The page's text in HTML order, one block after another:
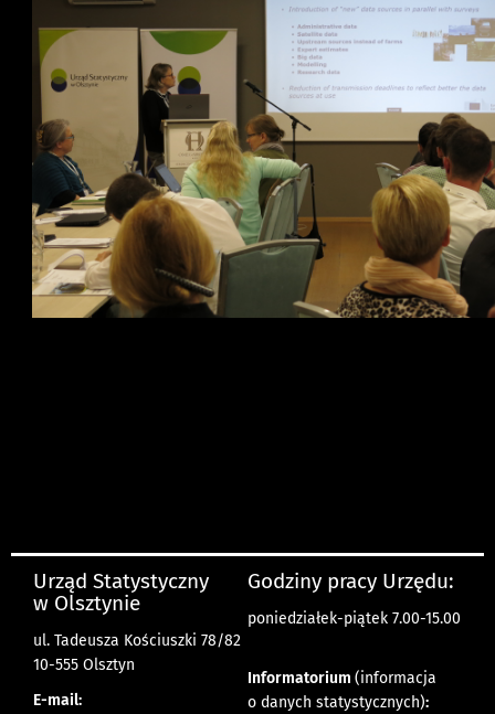
Urząd Statystyczny
w Olsztynie
ul. Tadeusza Kościuszki 78/82
10-555 Olsztyn
E-mail:
Godziny pracy Urzędu:
poniedziałek-piątek 7.00-15.00
Informatorium (informacja
o danych statystycznych):